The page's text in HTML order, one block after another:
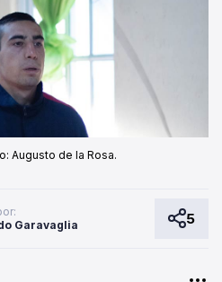
Augusto de la Rosa.
Garavaglia
5